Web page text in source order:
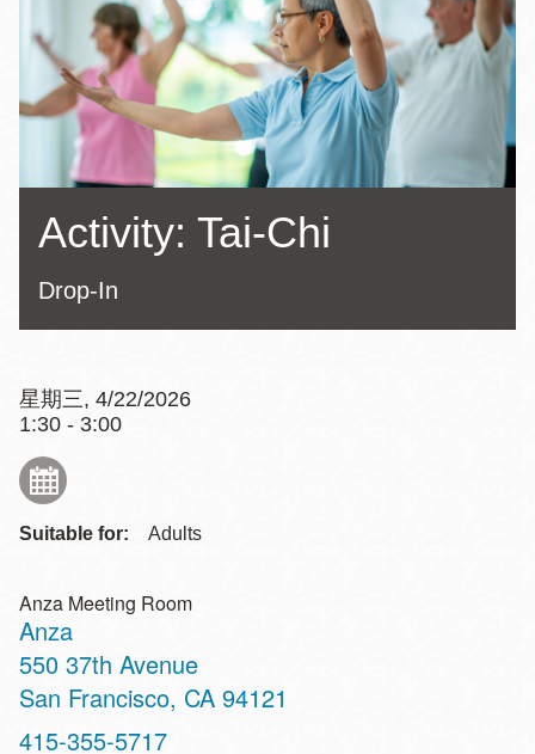
Activity: Tai-Chi
Drop-In
星期三, 4/22/2026
1:30 - 3:00
Suitable for: Adults
Anza Meeting Room
Anza
Address
550 37th Avenue
San Francisco, CA 94121
Contact
415-355-5717